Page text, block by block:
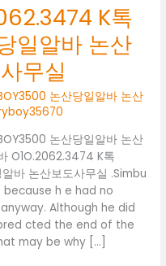
K톡
일알바 논산
무실
논산당일알바 논산
논산당일알바 논산
O1O.2062.3474 K톡
바 논산보도사무실 .Simbu
because h e had no
Although he did
cted the end of the
may be why […]